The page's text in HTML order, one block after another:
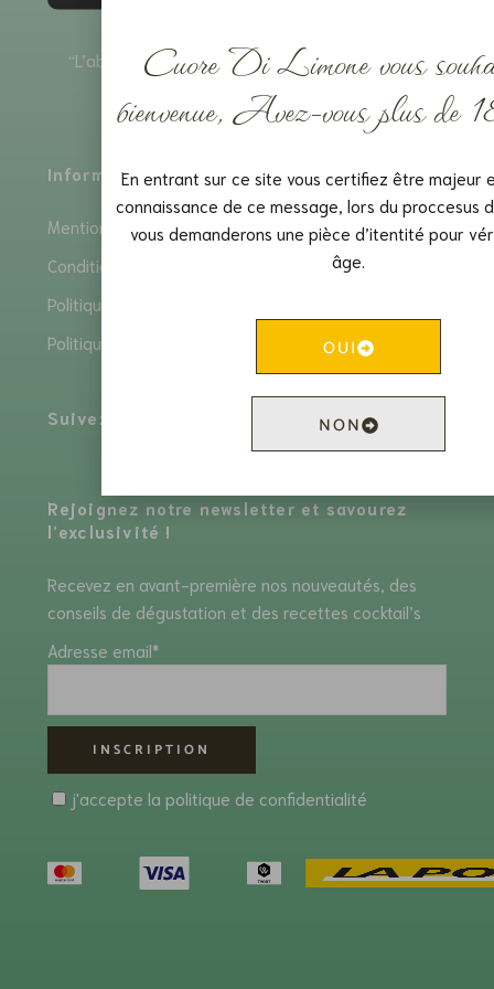
“L’abus d’alcool est dangereux pour la santé, à
Informations
Mentions Légales
Conditions générales de Vente
Politique de confidentialité
Politiques de cookies
Suivez-nous :
Services
Livraison
Retour
Rejoignez notre newsletter et savourez
l’exclusivité !
Recevez en avant-première nos nouveautés, des
conseils de dégustation et des recettes cocktail’s
Adresse email*
j'accepte la politique de confidentialité
Cuore Di Limone vous
bienvenue, Avez-vous plus de
En entrant sur ce site vous certifiez être majeur
connaissance de ce message, lors du proccesus
vous demanderons une pièce d’itentité pour
âge.
OUI
NON